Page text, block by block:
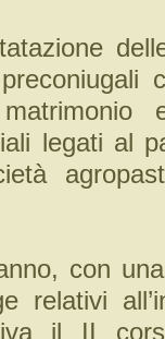
legati al
con
relativi
il II